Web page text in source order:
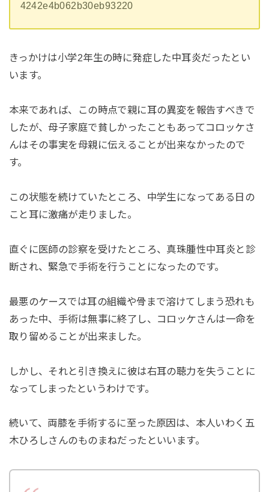
4242e4b062b30eb93220
きっかけは小学2年生の時に発症した中耳炎だったとい
います。
本来であれば、この時点で親に耳の異変を報告すべきで
したが、母子家庭で貧しかったこともあってコロッケさ
んはその事実を母親に伝えることが出来なかったので
す。
この状態を続けていたところ、中学生になってある日の
こと耳に激痛が走りました。
直ぐに医師の診察を受けたところ、真珠腫性中耳炎と診
断され、緊急で手術を行うことになったのです。
最悪のケースでは耳の組織や骨まで溶けてしまう恐れも
あった中、手術は無事に終了し、コロッケさんは一命を
取り留めることが出来ました。
しかし、それと引き換えに彼は右耳の聴力を失うことに
なってしまったというわけです。
続いて、両膝を手術するに至った原因は、本人いわく五
木ひろしさんのものまねだったといいます。